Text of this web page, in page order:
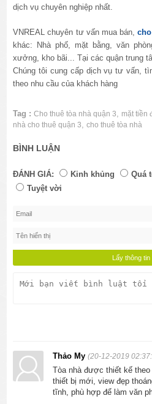
dịch vụ chuyên nghiệp nhất.
VNREAL chuyên tư vấn mua bán,
khác: Nhà phố, mặt bằng, văn
xưởng, kho bãi... Tại các quận trung
Chúng tôi cung cấp dịch vụ tư vấn,
theo nhu cầu của khách hàng
Tag : Cho thuê tòa nhà quận 3, mặt tiền
nhà cho thuê quận 3,cho thuê tòa nhà
BÌNH LUẬN
ĐÁNH GIÁ: Kinh khủng Quá
Tuyệt vời
Thảo My(20-12-2019
Tòa nhà được thiết kế
thiết bị mới, view đẹp
tĩnh, phù hợp để làm văn